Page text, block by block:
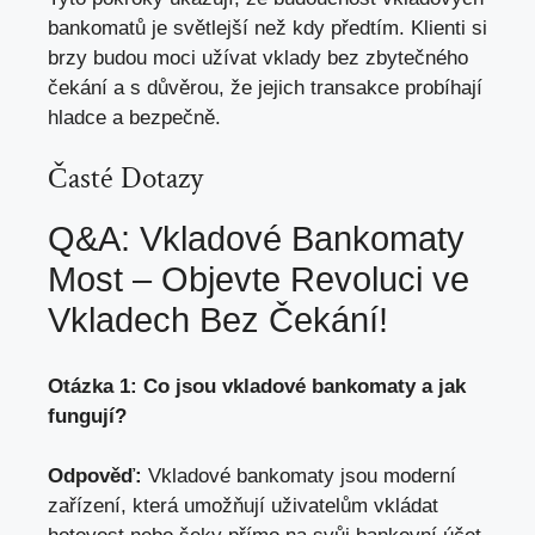
bankomatů je světlejší než kdy předtím. Klienti si
brzy budou moci užívat vklady bez zbytečného
čekání a s důvěrou, že jejich transakce probíhají
hladce a bezpečně.
Časté Dotazy
Q&A: Vkladové Bankomaty
Most – Objevte Revoluci ve
Vkladech Bez Čekání!
Otázka 1: Co jsou vkladové bankomaty a jak
fungují?
Odpověď: Vkladové bankomaty jsou moderní
zařízení, která umožňují uživatelům vkládat